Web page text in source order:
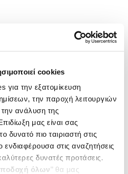
cookies
για την εξατομίκευση
την παροχή λειτουργιών
ανάλυση της
μας είναι σας
δυνατό πιο ταιριαστή στις
ενδιαφέρουσα στις αναζητήσεις
δυνατές προτάσεις.
όλων’’ θα μας